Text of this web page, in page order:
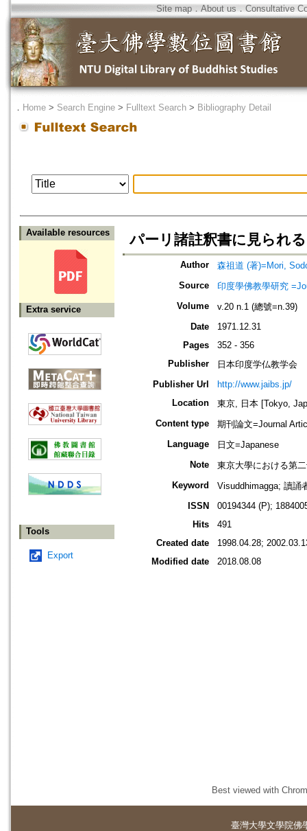
Site map．About us ． Consultative
． Home > Search Engine > Fulltext Search > Bibliography Detail
Available resources
Extra service
Tools
Export
パーリ諸註釈書に見られ
Author
森祖道 (著)=Mori,
Source
印度學佛教學研究
Volume
v.20 n.1 (總號=n.39)
Date
1971.12.31
Pages
352 - 356
Publisher
日本印度学仏教学会
Publisher Url
http://www.jaibs.jp/
Location
東京, 日本 [Tokyo,
Content type
期刊論文=Journal
Language
日文=Japanese
Note
東京大學における第
Keyword
Visuddhimagga; 讀誦
ISSN
00194344 (P);
Hits
491
Created date
1998.04.28;
Modified date
2018.08.08
Best viewed with
臺灣大學文學院佛